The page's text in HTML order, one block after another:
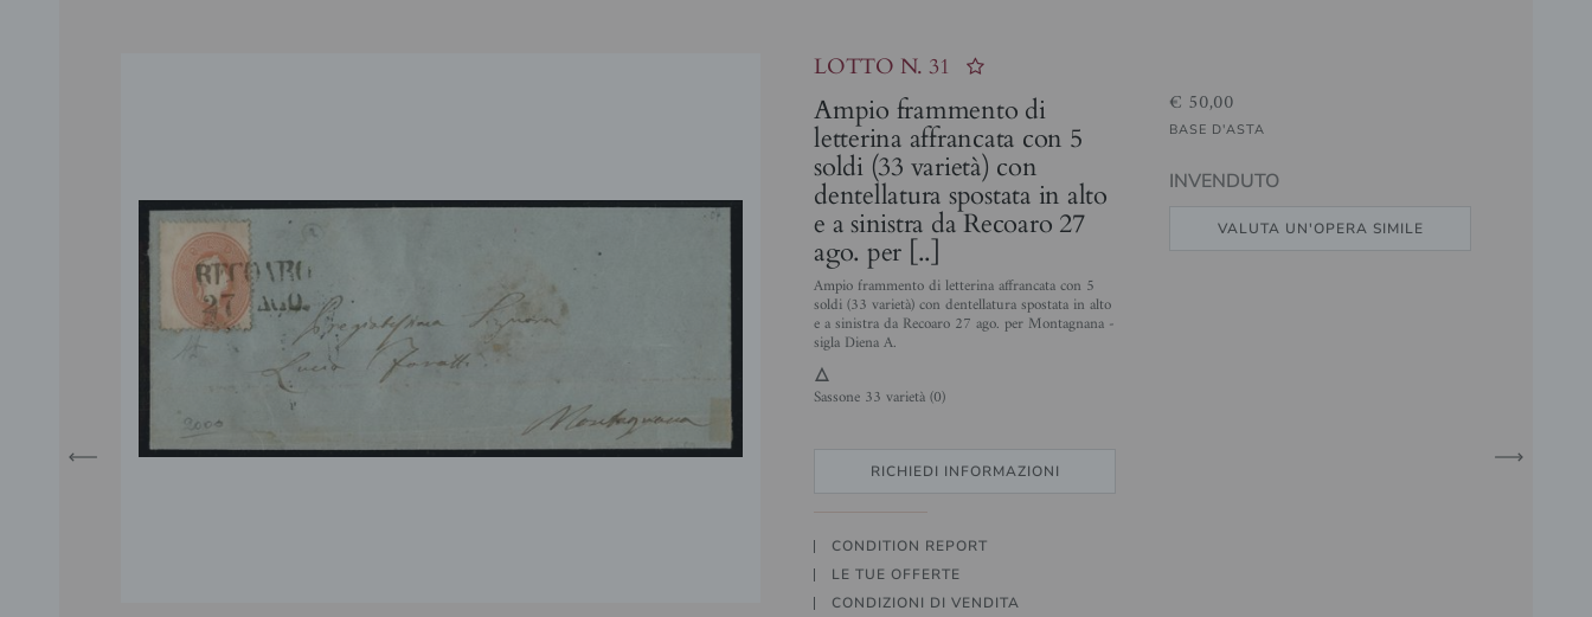
LOTTO N. 31
Ampio frammento di
letterina affrancata con 5
soldi (33 varietà) con
dentellatura spostata in alto
e a sinistra da Recoaro 27
ago. per [..]
Ampio frammento di letterina affrancata con 5
soldi (33 varietà) con dentellatura spostata in alto
e a sinistra da Recoaro 27 ago. per Montagnana -
sigla Diena A.
3
Sassone 33 varietà (0)
RICHIEDI INFORMAZIONI
CONDITION REPORT
LE TUE OFFERTE
CONDIZIONI DI VENDITA
€ 50,00
BASE D'ASTA
INVENDUTO
VALUTA UN'OPERA SIMILE